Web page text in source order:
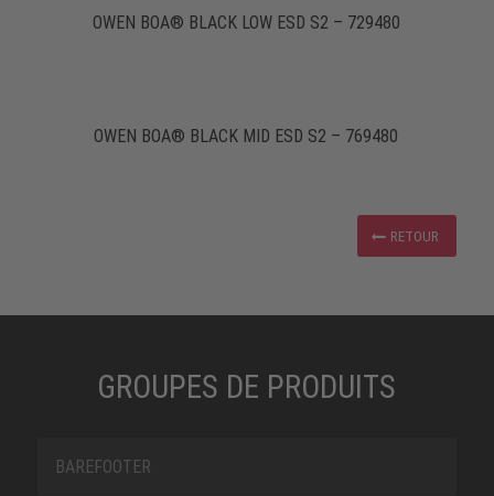
OWEN BOA® BLACK LOW ESD S2 – 729480
OWEN BOA® BLACK MID ESD S2 – 769480
RETOUR
GROUPES DE PRODUITS
BAREFOOTER